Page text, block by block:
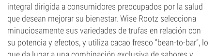
integral dirigida a consumidores preocupados por la salud
que desean mejorar su bienestar. Wise Rootz selecciona
minuciosamente sus variedades de trufas en relación con
su potencia y efectos, y utiliza cacao fresco “bean-to-bar”, lo